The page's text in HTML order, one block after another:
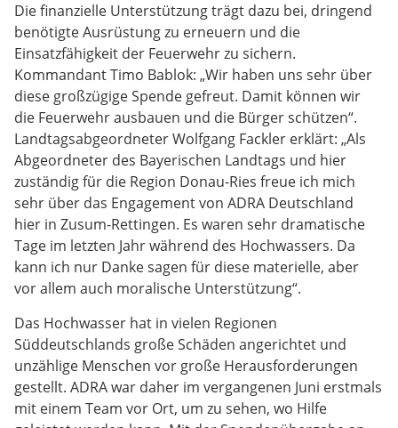
Die finanzielle Unterstützung trägt dazu bei, dringend
benötigte Ausrüstung zu erneuern und die
Einsatzfähigkeit der Feuerwehr zu sichern.
Kommandant Timo Bablok: „Wir haben uns sehr über
diese großzügige Spende gefreut. Damit können wir
die Feuerwehr ausbauen und die Bürger schützen“.
Landtagsabgeordneter Wolfgang Fackler erklärt: „Als
Abgeordneter des Bayerischen Landtags und hier
zuständig für die Region Donau-Ries freue ich mich
sehr über das Engagement von ADRA Deutschland
hier in Zusum-Rettingen. Es waren sehr dramatische
Tage im letzten Jahr während des Hochwassers. Da
kann ich nur Danke sagen für diese materielle, aber
vor allem auch moralische Unterstützung“.
Das Hochwasser hat in vielen Regionen
Süddeutschlands große Schäden angerichtet und
unzählige Menschen vor große Herausforderungen
gestellt. ADRA war daher im vergangenen Juni erstmals
mit einem Team vor Ort, um zu sehen, wo Hilfe